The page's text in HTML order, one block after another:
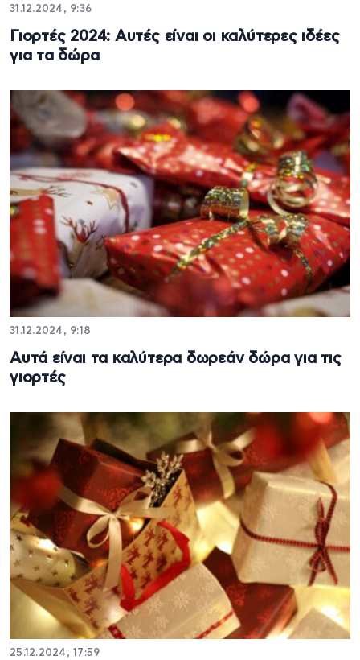
31.12.2024, 9:36
Γιορτές 2024: Αυτές είναι οι καλύτερες ιδέες
για τα δώρα
31.12.2024, 9:18
Αυτά είναι τα καλύτερα δωρεάν δώρα για τις
γιορτές
25.12.2024, 17:59